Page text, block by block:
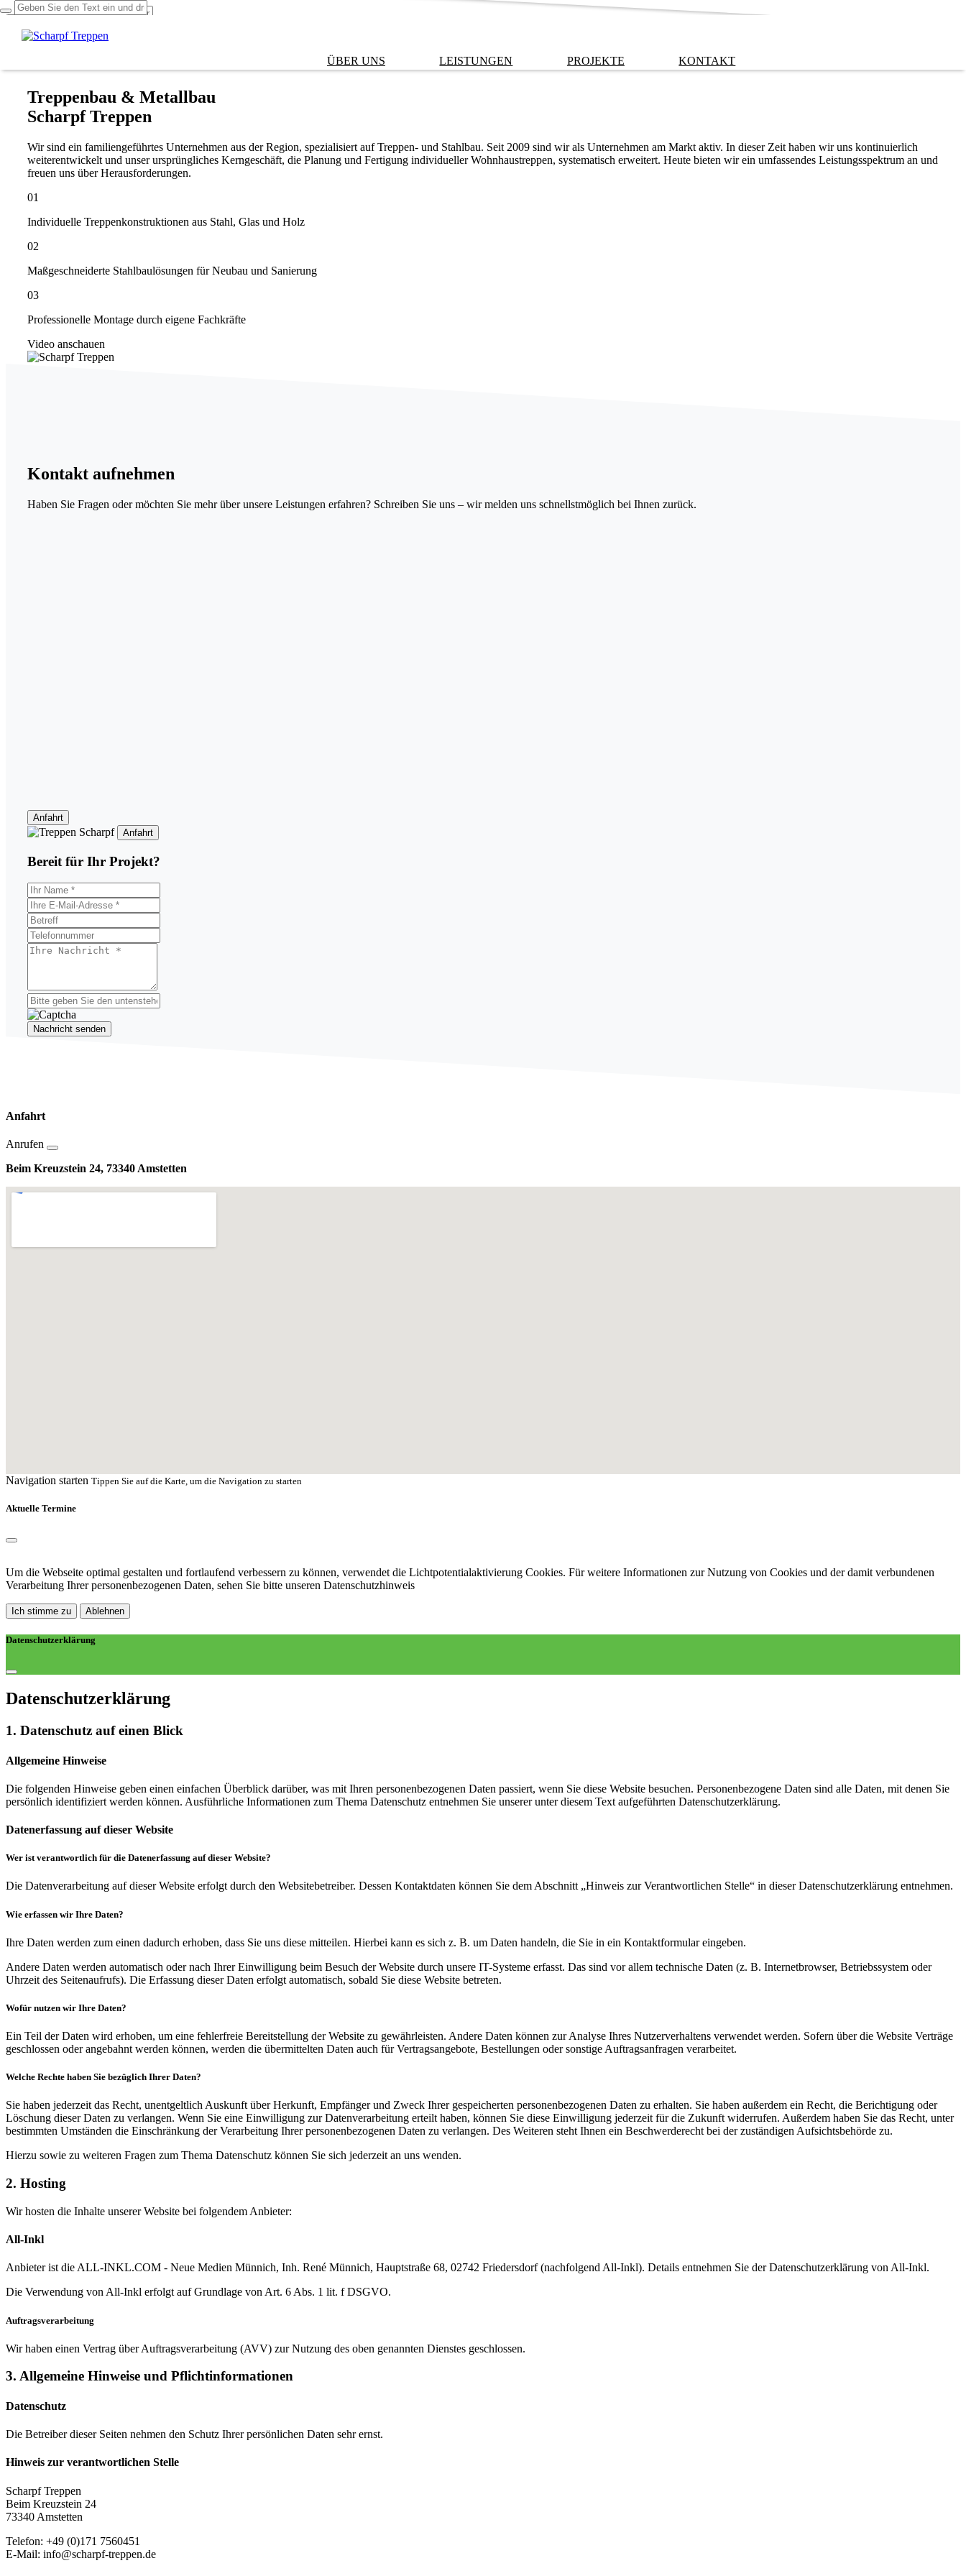
ÜBER UNS LEISTUNGEN PROJEKTE KONTAKT
Treppenbau & Metallbau
Scharpf Treppen
Wir sind ein familiengeführtes Unternehmen aus der Region, spezialisiert auf Treppen- und Stahlbau. Seit 2009 sind wir als Unternehmen am Markt aktiv. In dieser Zeit haben wir uns kontinuierlich
weiterentwickelt und unser ursprüngliches Kerngeschäft, die Planung und Fertigung individueller Wohnhaustreppen, systematisch erweitert. Heute bieten wir ein umfassendes Leistungsspektrum an und
freuen uns über Herausforderungen.
01
Individuelle Treppenkonstruktionen aus Stahl, Glas und Holz
02
Maßgeschneiderte Stahlbaulösungen für Neubau und Sanierung
03
Professionelle Montage durch eigene Fachkräfte
Video anschauen
Kontakt aufnehmen
Haben Sie Fragen oder möchten Sie mehr über unsere Leistungen erfahren? Schreiben Sie uns – wir melden uns schnellstmöglich bei Ihnen zurück.
Anfahrt
Anfahrt
Bereit für Ihr Projekt?
Nachricht senden
Anfahrt
Anrufen
Beim Kreuzstein 24, 73340 Amstetten
Navigation starten Tippen Sie auf die Karte, um die Navigation zu starten
Aktuelle Termine
Um die Webseite optimal gestalten und fortlaufend verbessern zu können, verwendet die Lichtpotentialaktivierung Cookies. Für weitere Informationen zur Nutzung von Cookies und der damit verbundenen
Verarbeitung Ihrer personenbezogenen Daten, sehen Sie bitte unseren Datenschutzhinweis
Ich stimme zu Ablehnen
Datenschutzerklärung
Datenschutz­erklärung
1. Datenschutz auf einen Blick
Allgemeine Hinweise
Die folgenden Hinweise geben einen einfachen Überblick darüber, was mit Ihren personenbezogenen Daten passiert, wenn Sie diese Website besuchen. Personenbezogene Daten sind alle Daten, mit denen Sie
persönlich identifiziert werden können. Ausführliche Informationen zum Thema Datenschutz entnehmen Sie unserer unter diesem Text aufgeführten Datenschutzerklärung.
Datenerfassung auf dieser Website
Wer ist verantwortlich für die Datenerfassung auf dieser Website?
Die Datenverarbeitung auf dieser Website erfolgt durch den Websitebetreiber. Dessen Kontaktdaten können Sie dem Abschnitt „Hinweis zur Verantwortlichen Stelle“ in dieser Datenschutzerklärung entnehmen.
Wie erfassen wir Ihre Daten?
Ihre Daten werden zum einen dadurch erhoben, dass Sie uns diese mitteilen. Hierbei kann es sich z. B. um Daten handeln, die Sie in ein Kontaktformular eingeben.
Andere Daten werden automatisch oder nach Ihrer Einwilligung beim Besuch der Website durch unsere IT-Systeme erfasst. Das sind vor allem technische Daten (z. B. Internetbrowser, Betriebssystem oder
Uhrzeit des Seitenaufrufs). Die Erfassung dieser Daten erfolgt automatisch, sobald Sie diese Website betreten.
Wofür nutzen wir Ihre Daten?
Ein Teil der Daten wird erhoben, um eine fehlerfreie Bereitstellung der Website zu gewährleisten. Andere Daten können zur Analyse Ihres Nutzerverhaltens verwendet werden. Sofern über die Website Verträge
geschlossen oder angebahnt werden können, werden die übermittelten Daten auch für Vertragsangebote, Bestellungen oder sonstige Auftragsanfragen verarbeitet.
Welche Rechte haben Sie bezüglich Ihrer Daten?
Sie haben jederzeit das Recht, unentgeltlich Auskunft über Herkunft, Empfänger und Zweck Ihrer gespeicherten personenbezogenen Daten zu erhalten. Sie haben außerdem ein Recht, die Berichtigung oder
Löschung dieser Daten zu verlangen. Wenn Sie eine Einwilligung zur Datenverarbeitung erteilt haben, können Sie diese Einwilligung jederzeit für die Zukunft widerrufen. Außerdem haben Sie das Recht, unter
bestimmten Umständen die Einschränkung der Verarbeitung Ihrer personenbezogenen Daten zu verlangen. Des Weiteren steht Ihnen ein Beschwerderecht bei der zuständigen Aufsichtsbehörde zu.
Hierzu sowie zu weiteren Fragen zum Thema Datenschutz können Sie sich jederzeit an uns wenden.
2. Hosting
Wir hosten die Inhalte unserer Website bei folgendem Anbieter:
All-Inkl
Anbieter ist die ALL-INKL.COM - Neue Medien Münnich, Inh. René Münnich, Hauptstraße 68, 02742 Friedersdorf (nachfolgend All-Inkl). Details entnehmen Sie der Datenschutzerklärung von All-Inkl.
Die Verwendung von All-Inkl erfolgt auf Grundlage von Art. 6 Abs. 1 lit. f DSGVO.
Auftragsverarbeitung
Wir haben einen Vertrag über Auftragsverarbeitung (AVV) zur Nutzung des oben genannten Dienstes geschlossen.
3. Allgemeine Hinweise und Pflicht­informationen
Datenschutz
Die Betreiber dieser Seiten nehmen den Schutz Ihrer persönlichen Daten sehr ernst.
Hinweis zur verantwortlichen Stelle
Scharpf Treppen
Beim Kreuzstein 24
73340 Amstetten
Telefon: +49 (0)171 7560451
E-Mail: info@scharpf-treppen.de